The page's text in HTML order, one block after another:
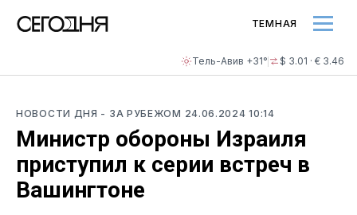
Тель-Авив +31° $ 3.01 · € 3.46
ТЕМНАЯ
НОВОСТИ ДНЯ - ЗА РУБЕЖОМ 24.06.2024 10:14
Министр обороны Израиля
приступил к серии встреч в
Вашингтоне